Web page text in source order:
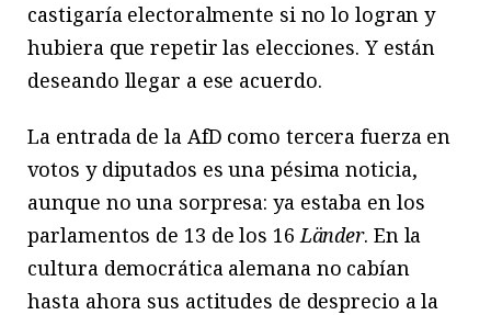
castigaría electoralmente si no lo logran y
hubiera que repetir las elecciones. Y están
deseando llegar a ese acuerdo.
La entrada de la AfD como tercera fuerza en
votos y diputados es una pésima noticia,
aunque no una sorpresa: ya estaba en los
parlamentos de 13 de los 16 Länder. En la
cultura democrática alemana no cabían
hasta ahora sus actitudes de desprecio a la